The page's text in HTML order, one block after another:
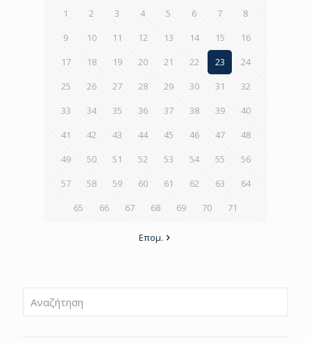
1 2 3 4 5 6 7
8
9
10 11 12 13 14 15
16
17
18 19 20 21 22 23
24
25
26 27 28 29 30 31
32
33
34 35 36 37 38 39
40
41
42 43 44 45 46 47
48
49
50 51 52 53 54 55
56
57
58 59 60 61 62 63
64
65
66 67 68 69 70 71
Επομ.